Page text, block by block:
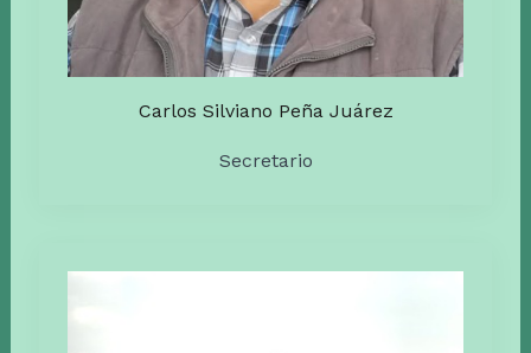
Carlos Silviano Peña Juárez
Secretario